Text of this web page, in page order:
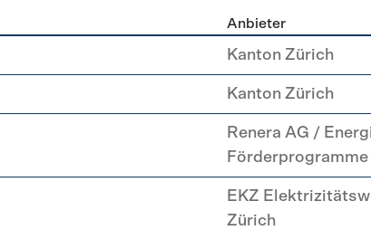
Anbieter
Kanton Zürich
Kanton Zürich
Renera AG /
Förderprogramme
EKZ
Zürich